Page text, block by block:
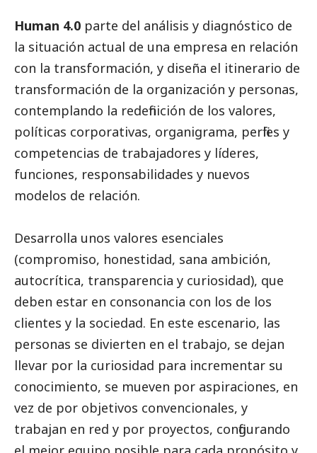
Human 4.0 parte del análisis y diagnóstico de
la situación actual de una empresa en relación
con la transformación, y diseña el itinerario de
transformación de la organización y personas,
contemplando la redefinición de los valores,
políticas corporativas, organigrama, perfiles y
competencias de trabajadores y líderes,
funciones, responsabilidades y nuevos
modelos de relación.
Desarrolla unos valores esenciales
(compromiso, honestidad, sana ambición,
autocrítica, transparencia y curiosidad), que
deben estar en consonancia con los de los
clientes y la sociedad. En este escenario, las
personas se divierten en el trabajo, se dejan
llevar por la curiosidad para incrementar su
conocimiento, se mueven por aspiraciones, en
vez de por objetivos convencionales, y
trabajan en red y por proyectos, configurando